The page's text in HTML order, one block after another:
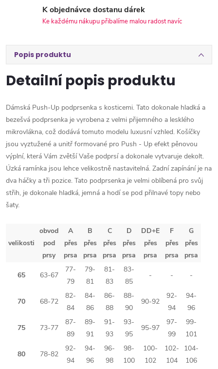
K objednávce dostanu dárek
Ke každému nákupu přibalíme malou radost navíc
Popis produktu
Detailní popis produktu
Dámská Push-Up podprsenka s kosticemi. Tato dokonale hladká a
bezešvá podprsenka je vyrobena z velmi přijemného a lesklého
mikrovlákna, což dodává tomuto modelu luxusní vzhled. Košíčky
jsou vyztužené a unitř formované pro Push - Up efekt pěnovou
výplní, která Vám zvětší Vaše podprsí a dokonale vytvaruje dekolt.
Úzká ramínka jsou lehce velikostně nastavitelná. Zadní zapínání je na
dva háčky a tři pozice. Tato podprsenka je velmi oblíbená pro svůj
střih, je dokonale hladká, jemná a hodí se pod přilnavé topy nebo
šaty.
velikosti
obvod
pod
prsy
A
přes
prsa
B
přes
prsa
C
přes
prsa
D
přes
prsa
DD+E
přes
prsa
F
přes
prsa
G
přes
prsa
65 63-67
77-
79
79-
81
81-
83
83-
85
- - -
70 68-72
82-
84
84-
86
86-
88
88-
90
90-92
92-
94
94-
96
75 73-77
87-
89
89-
91
91-
93
93-
95
95-97
97-
99
99-
101
80 78-82
92-
94
94-
96
96-
98
98-
100
100-
102
102-
104
104-
106